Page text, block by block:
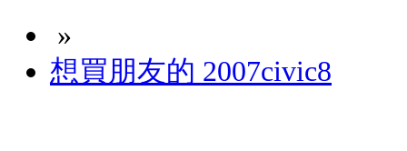
»
想買朋友的 2007civic8